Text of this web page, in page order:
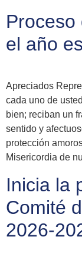
Proceso
el año
Apreciados
cada uno de
bien; reciban un
sentido y
protección
Misericordia de
Inicia la
Comité
2026-